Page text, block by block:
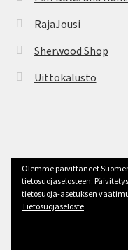
RajaJousi
Sherwood Shop
Uittokalusto
© jousimetsastys.fi
Tehty Storefront -
Olemme päivittäneet
tietosuojaselosteen.
tietosuoja-asetuksen
Tietosuojaseloste